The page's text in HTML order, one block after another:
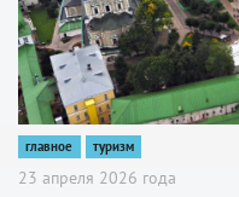
главное туризм
23 апреля 2026 года